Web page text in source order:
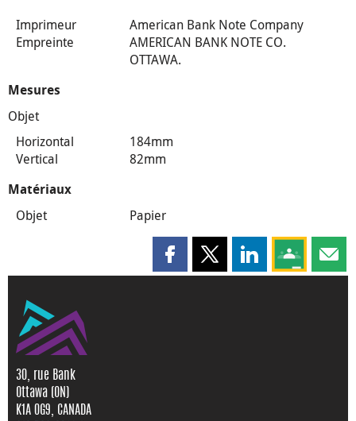
Imprimeur
American Bank Note Company
Empreinte
AMERICAN BANK NOTE CO.
OTTAWA.
Mesures
Objet
Horizontal
184mm
Vertical
82mm
Matériaux
Objet Papier
Partager cette page sur
Partager cette page sur X
Partager cette
Partagez
30, rue Bank
Ottawa (ON)
K1A 0G9, CANADA